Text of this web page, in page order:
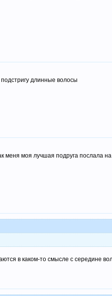
длинные волосы
меня моя лучшая подруга послала
в каком-то смысле с середине